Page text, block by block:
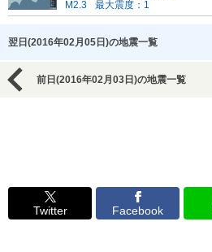
M2.3
最大震度：1
翌日(2016年02月05日)の地震一覧
前日(2016年02月03日)の地震一覧
Twitter Facebook